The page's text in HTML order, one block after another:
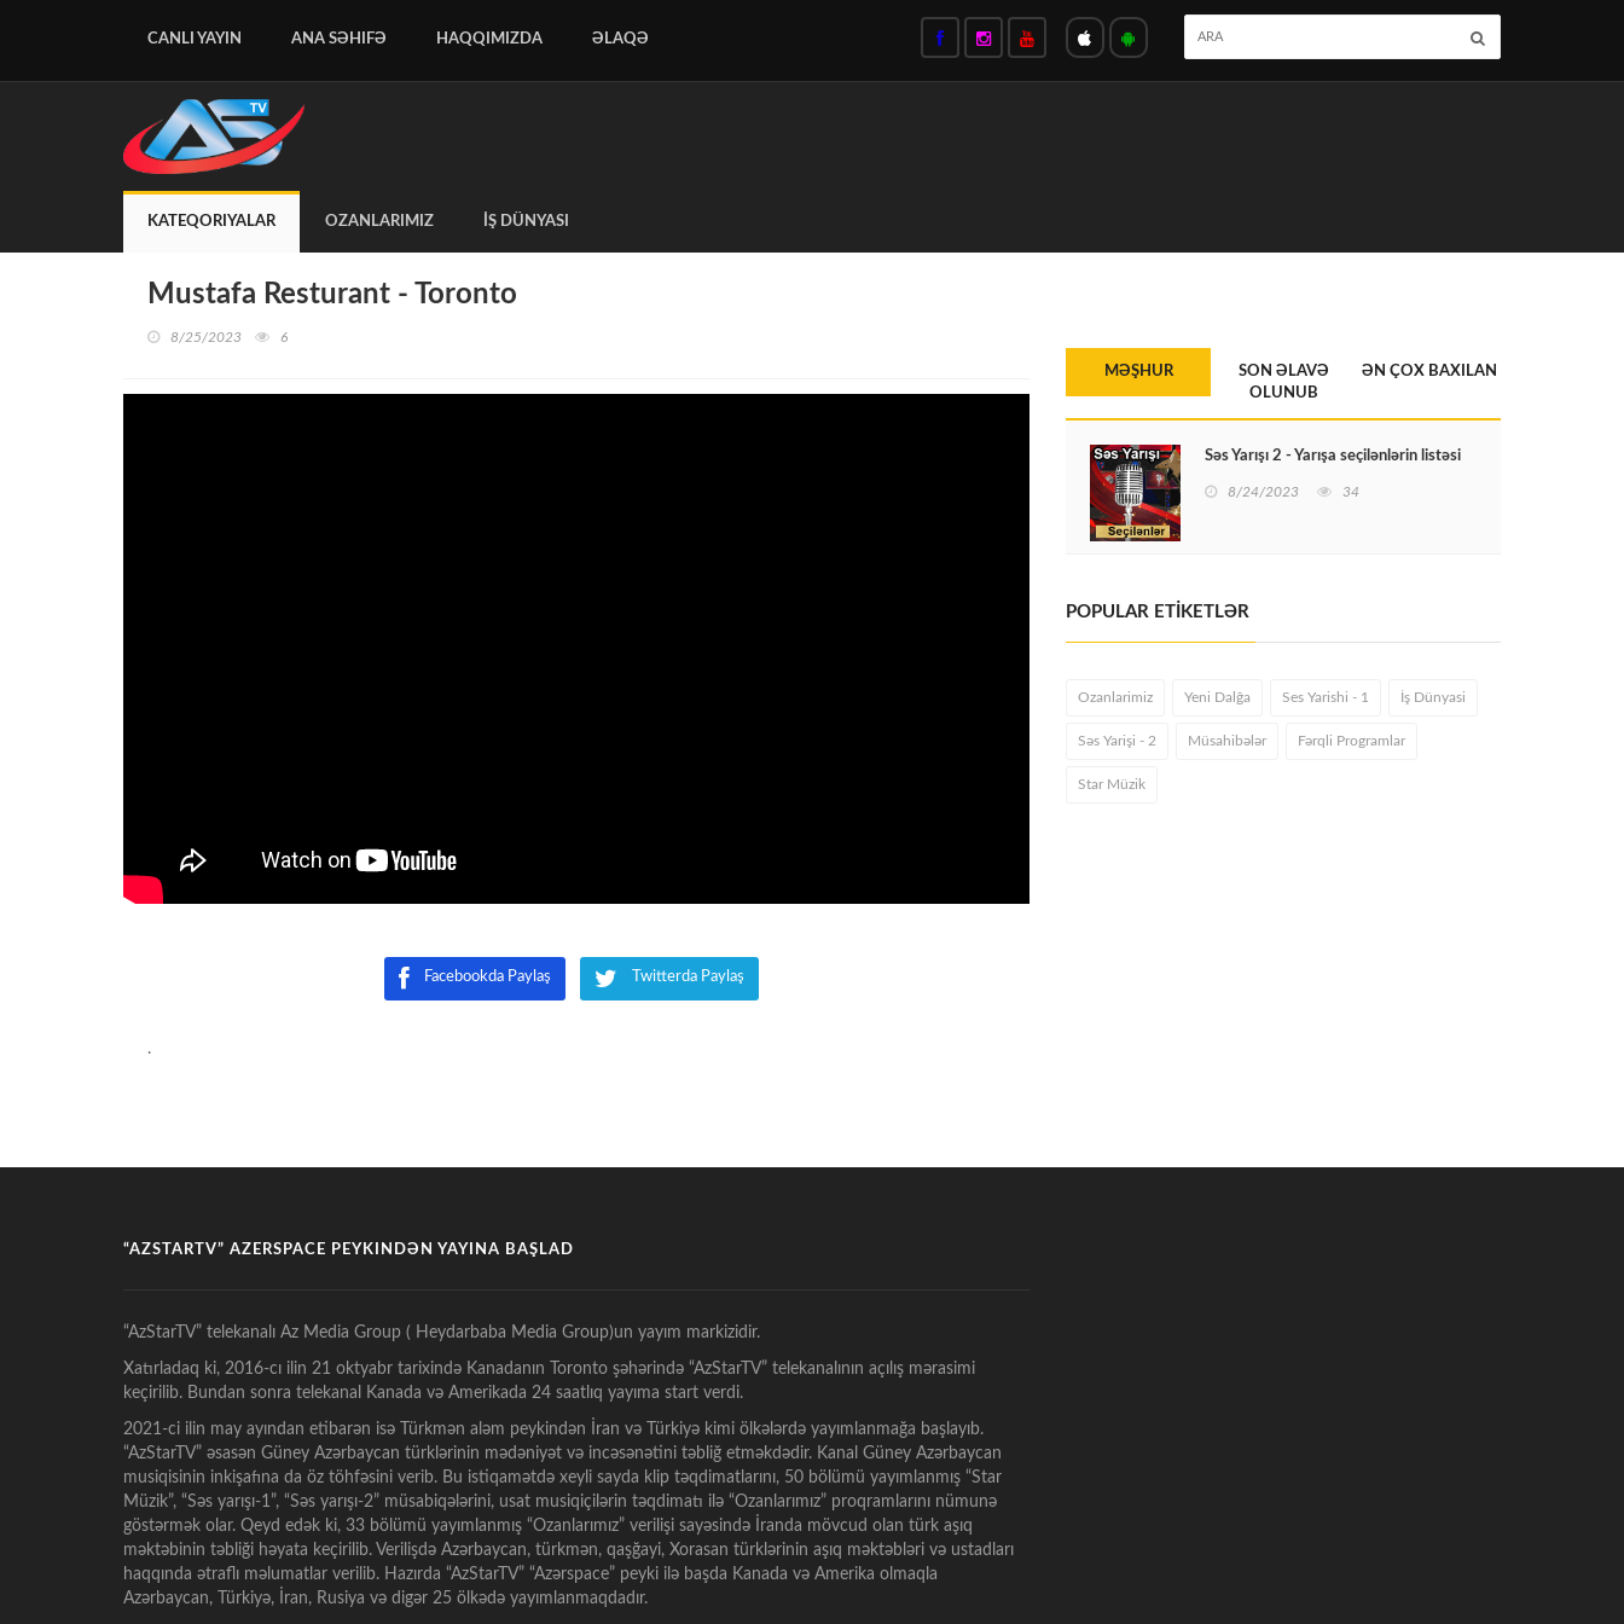
CANLI YAYIN ANA SƏHIFƏ HAQQIMIZDA ƏLAQƏ
KATEQORIYALAR OZANLARIMIZ İŞ DÜNYASI
Mustafa Resturant - Toronto
8/25/2023 6
Facebookda Paylaş Twitterda Paylaş
.
MƏŞHUR
SON ƏLAVƏ
OLUNUB
ƏN ÇOX BAXILAN
Səs Yarışı 2 - Yarışa seçilənlərin listəsi
8/24/2023 34
POPULAR ETİKETLƏR
Ozanlarimiz Yeni Dalğa Ses Yarishi - 1 İş Dünyasi
Səs Yarişi - 2 Müsahibələr Fərqli Programlar
Star Müzik
“AZSTARTV” AZERSPACE PEYKINDƏN YAYINA BAŞLAD
“AzStarTV” telekanalı Az Media Group ( Heydarbaba Media Group)un yayım markizidir.
Xatırladaq ki, 2016-cı ilin 21 oktyabr tarixində Kanadanın Toronto şəhərində “AzStarTV” telekanalının açılış mərasimi
keçirilib. Bundan sonra telekanal Kanada və Amerikada 24 saatlıq yayıma start verdi.
2021-ci ilin may ayından etibarən isə Türkmən aləm peykindən İran və Türkiyə kimi ölkələrdə yayımlanmağa başlayıb.
“AzStarTV” əsasən Güney Azərbaycan türklərinin mədəniyət və incəsənətini təbliğ etməkdədir. Kanal Güney Azərbaycan
musiqisinin inkişafına da öz töhfəsini verib. Bu istiqamətdə xeyli sayda klip təqdimatlarını, 50 bölümü yayımlanmış “Star
Müzik”, “Səs yarışı-1”, “Səs yarışı-2” müsabiqələrini, usat musiqiçilərin təqdimatı ilə “Ozanlarımız” proqramlarını nümunə
göstərmək olar. Qeyd edək ki, 33 bölümü yayımlanmış “Ozanlarımız” verilişi sayəsində İranda mövcud olan türk aşıq
məktəbinin təbliği həyata keçirilib. Verilişdə Azərbaycan, türkmən, qaşğayi, Xorasan türklərinin aşıq məktəbləri və ustadları
haqqında ətraflı məlumatlar verilib. Hazırda “AzStarTV” “Azərspace” peyki ilə başda Kanada və Amerika olmaqla
Azərbaycan, Türkiyə, İran, Rusiya və digər 25 ölkədə yayımlanmaqdadır.